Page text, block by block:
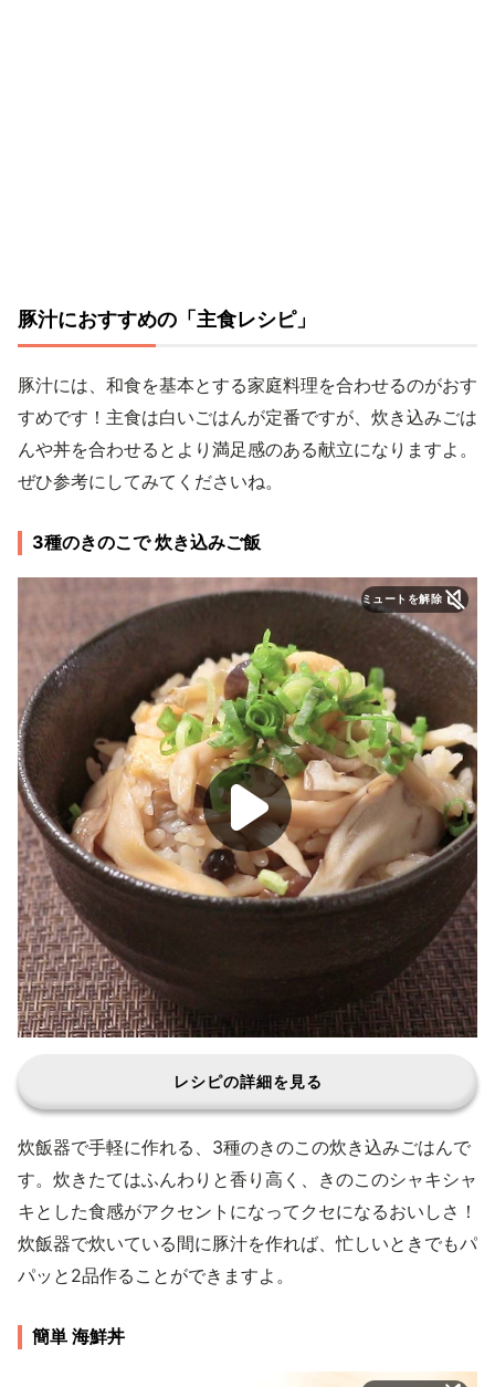
豚汁におすすめの「主食レシピ」
豚汁には、和食を基本とする家庭料理を合わせるのがおす
すめです！主食は白いごはんが定番ですが、炊き込みごは
んや丼を合わせるとより満足感のある献立になりますよ。
ぜひ参考にしてみてくださいね。
3種のきのこで 炊き込みご飯
ミュートを解除
レシピの詳細を見る
炊飯器で手軽に作れる、3種のきのこの炊き込みごはんで
す。炊きたてはふんわりと香り高く、きのこのシャキシャ
キとした食感がアクセントになってクセになるおいしさ！
炊飯器で炊いている間に豚汁を作れば、忙しいときでもパ
パッと2品作ることができますよ。
簡単 海鮮丼